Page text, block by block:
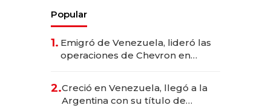
Popular
1. Emigró de Venezuela, lideró las
operaciones de Chevron en
2.Creció en Venezuela, llegó a la
Argentina con su título de